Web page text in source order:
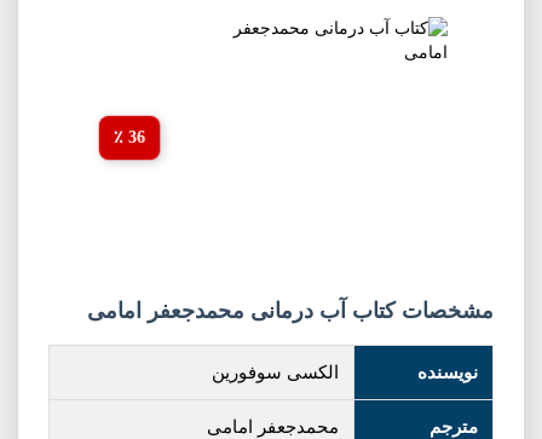
36 ٪
مشخصات کتاب آب درمانی محمدجعفر امامی
نویسنده الکسی سوفورین
مترجم محمدجعفر امامی